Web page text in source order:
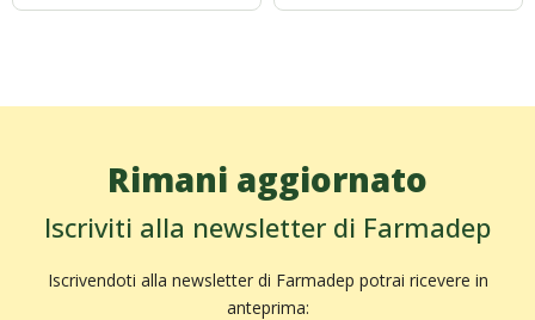
Rimani aggiornato
Iscriviti alla newsletter di Farmadep
Iscrivendoti alla newsletter di Farmadep potrai ricevere in
anteprima: